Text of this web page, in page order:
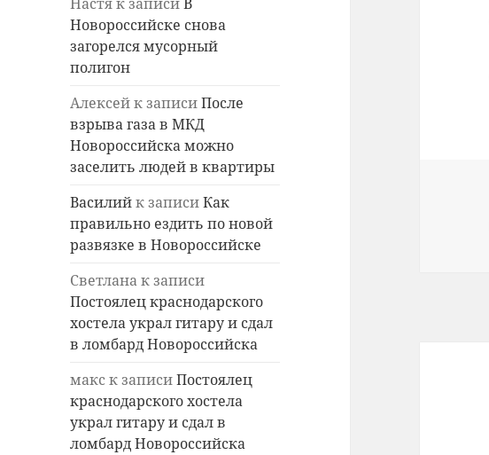
Настяк записиВ
Новороссийске снова
загорелся мусорный
полигон
Алексейк записиПосле
взрыва газа в МКД
Новороссийска можно
заселить людей в квартиры
Василийк записиКак
правильно ездить по новой
развязке в Новороссийске
Светланак записи
Постоялец краснодарского
хостела украл гитару и сдал
в ломбард Новороссийска
макск записиПостоялец
краснодарского хостела
украл гитару и сдал в
ломбард Новороссийска